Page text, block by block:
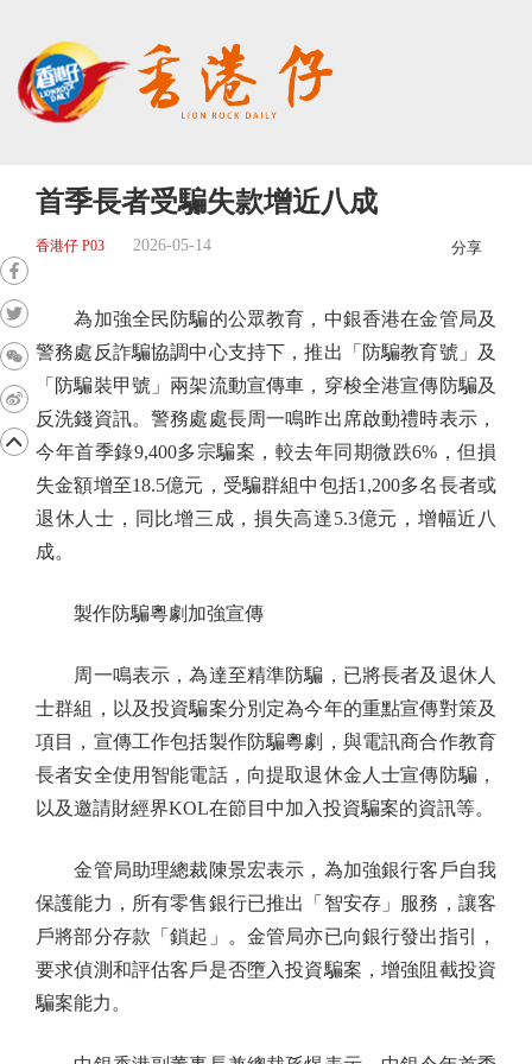
首季長者受騙失款增近八成
香港仔 P03 2026-05-14 分享
為加強全民防騙的公眾教育，中銀香港在金管局及
警務處反詐騙協調中心支持下，推出「防騙教育號」及
「防騙裝甲號」兩架流動宣傳車，穿梭全港宣傳防騙及
反洗錢資訊。警務處處長周一鳴昨出席啟動禮時表示，
今年首季錄9,400多宗騙案，較去年同期微跌6%，但損
失金額增至18.5億元，受騙群組中包括1,200多名長者或
退休人士，同比增三成，損失高達5.3億元，增幅近八
成。
製作防騙粵劇加強宣傳
周一鳴表示，為達至精準防騙，已將長者及退休人
士群組，以及投資騙案分別定為今年的重點宣傳對策及
項目，宣傳工作包括製作防騙粵劇，與電訊商合作教育
長者安全使用智能電話，向提取退休金人士宣傳防騙，
以及邀請財經界KOL在節目中加入投資騙案的資訊等。
金管局助理總裁陳景宏表示，為加強銀行客戶自我
保護能力，所有零售銀行已推出「智安存」服務，讓客
戶將部分存款「鎖起」。金管局亦已向銀行發出指引，
要求偵測和評估客戶是否墮入投資騙案，增強阻截投資
騙案能力。